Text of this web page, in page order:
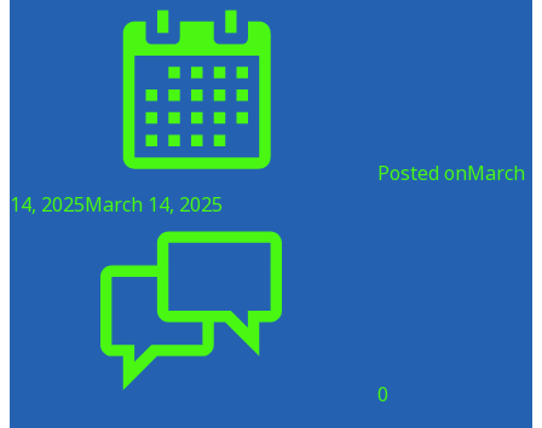
Posted onMarch
14, 2025March 14, 2025
0